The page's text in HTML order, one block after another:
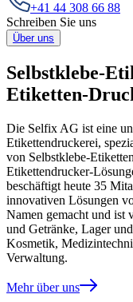
+41 44 308 66 88
Schreiben Sie uns
Über uns
Selbstklebe-
Etiketten-
Die Selfix AG ist eine
Etikettendruckerei,
von Selbstklebe-
Etikettendrucker-
beschäftigt heute 35
innovativen Lösungen
Namen gemacht und ist
und Getränke, Lager
Kosmetik,
Verwaltung.
Mehr über uns